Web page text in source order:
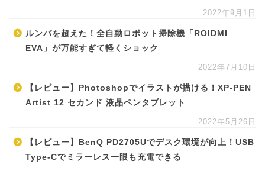
2022年9月1日
ルンバを超えた！全自動ロボット掃除機「ROIDMI
EVA」が万能すぎて軽くショック
2022年7月10日
【レビュー】Photoshopでイラストが描ける！XP-PEN
Artist 12 セカンド 液晶ペンタブレット
2022年5月26日
【レビュー】BenQ PD2705Uでデスク環境が向上！USB
Type-Cでミラーレス一眼も充電できる